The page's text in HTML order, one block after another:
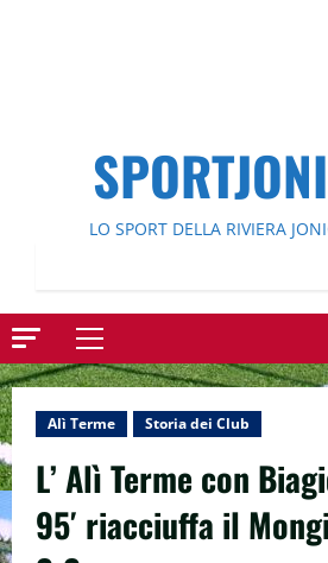
LO SPORT DELLA RIVIERA
Menu
principale
Alì Terme Storia dei Club
L’ Alì Terme con
95′ riacciuffa il